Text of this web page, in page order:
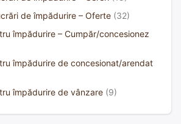
de împădurire – Oferte (32)
împădurire – Cumpăr/concesionez
împădurire de concesionat/arendat
împădurire de vânzare (9)